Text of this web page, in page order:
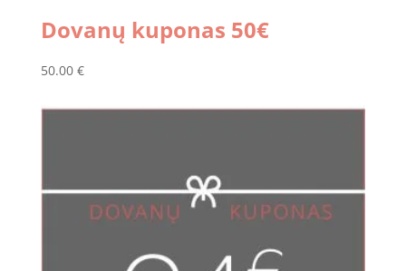
Dovanų kuponas 50€
50.00 €